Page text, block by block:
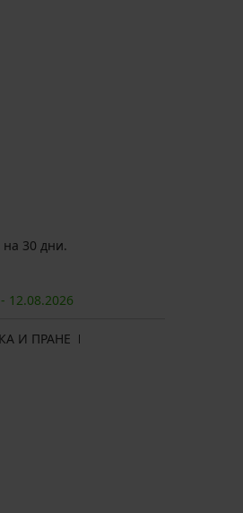
30 дни.
- 12.08.2026
И ПРАНЕ